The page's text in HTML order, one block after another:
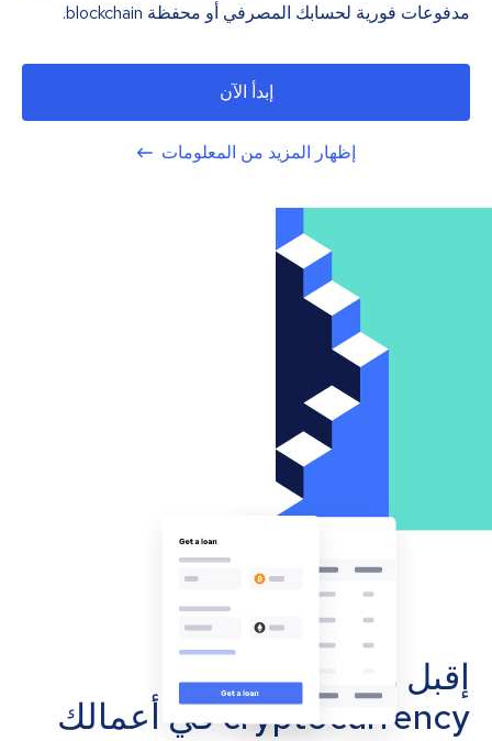
مدفوعات فورية لحسابك المصرفي أو محفظة blockchain.
إبدأ الآن
إظهار المزيد من المعلومات
إقبل مدفوعات
cryptocurrency في أعمالك